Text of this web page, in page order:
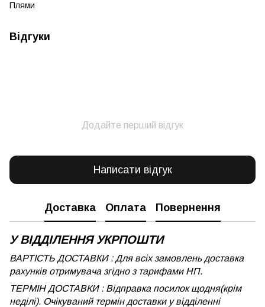
Плями
Відгуки
Додайте перший відгук
Написати відгук
Доставка Оплата Повернення
У ВІДДІЛЕННЯ УКРПОШТИ
ВАРТІСТЬ ДОСТАВКИ : Для всіх замовлень доставка
рахунків отримувача згідно з тарифами НП.
ТЕРМІН ДОСТАВКИ : Відправка посилок щодня(крім
неділі). Очікуваний термін доставки у відділенні